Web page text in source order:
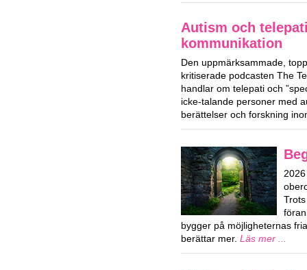
Autism och
kommunikation
Den uppmärksammade,
kritiserade podcasten The
handlar om telepati och
icke-talande personer med
berättelser och forskning
bygger på möjligheternas
berättar mer. Läs mer ...